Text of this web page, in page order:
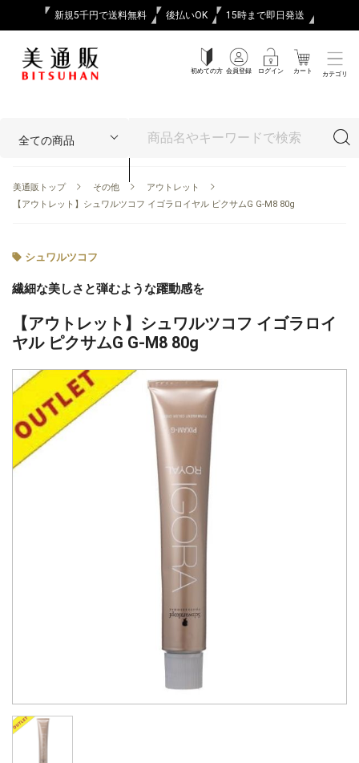
新規5千円で送料無料 後払いOK 15時まで即日発送
初めての方 会員登録 ログイン カート カテゴリ
美通販トップ その他
アウトレット
【アウトレット】シュワルツコフ イゴラロイヤル ピクサムG G-M8 80g
シュワルツコフ
繊細な美しさと弾むような躍動感を
【アウトレット】シュワルツコフ イゴラロイ
ヤル ピクサムG G-M8 80g